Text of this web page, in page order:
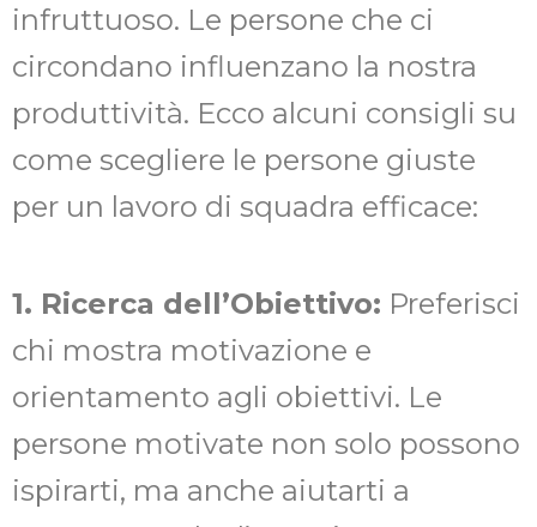
infruttuoso. Le persone che ci
circondano influenzano la nostra
produttività. Ecco alcuni consigli su
come scegliere le persone giuste
per un lavoro di squadra efficace:
1. Ricerca dell’Obiettivo: Preferisci
chi mostra motivazione e
orientamento agli obiettivi. Le
persone motivate non solo possono
ispirarti, ma anche aiutarti a